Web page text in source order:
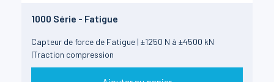
1000 Série - Fatigue
Capteur de force de Fatigue | ±1250 N à ±4500 kN
|Traction compression